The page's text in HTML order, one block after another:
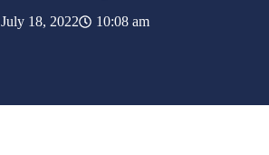
July 18, 2022 10:08 am